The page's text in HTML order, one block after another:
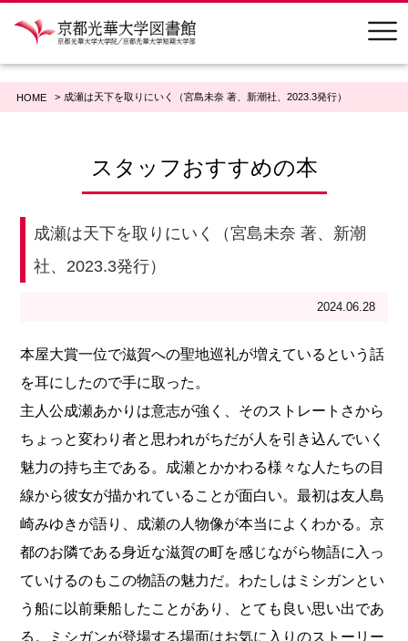
HOME 成瀬は天下を取りにいく（宮島未奈 著、新潮社、2023.3発行）
スタッフおすすめの本
成瀬は天下を取りにいく（宮島未奈 著、新潮
社、2023.3発行）
2024.06.28
本屋大賞一位で滋賀への聖地巡礼が増えているという話
を耳にしたので手に取った。
主人公成瀬あかりは意志が強く、そのストレートさから
ちょっと変わり者と思われがちだが人を引き込んでいく
魅力の持ち主である。成瀬とかかわる様々な人たちの目
線から彼女が描かれていることが面白い。最初は友人島
崎みゆきが語り、成瀬の人物像が本当によくわかる。京
都のお隣である身近な滋賀の町を感じながら物語に入っ
ていけるのもこの物語の魅力だ。わたしはミシガンとい
う船に以前乗船したことがあり、とても良い思い出であ
る。ミシガンが登場する場面はお気に入りのストーリー